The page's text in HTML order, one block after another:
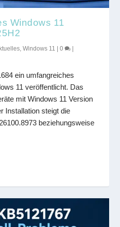
Windows 11
,Windows 11 |0 |
ein umfangreiches
11 veröffentlicht. Das
mit Windows 11 Version
Installation steigt die
beziehungsweise